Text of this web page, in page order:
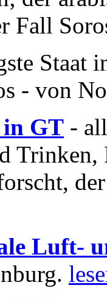
Fall
Staat
- von
GT -
Luft-